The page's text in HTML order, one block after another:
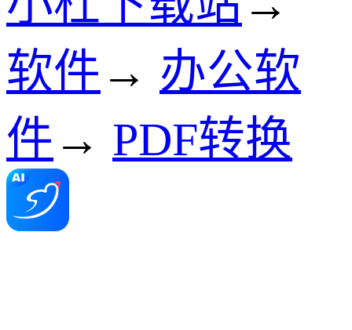
软件 → 办公软
件 → PDF转换